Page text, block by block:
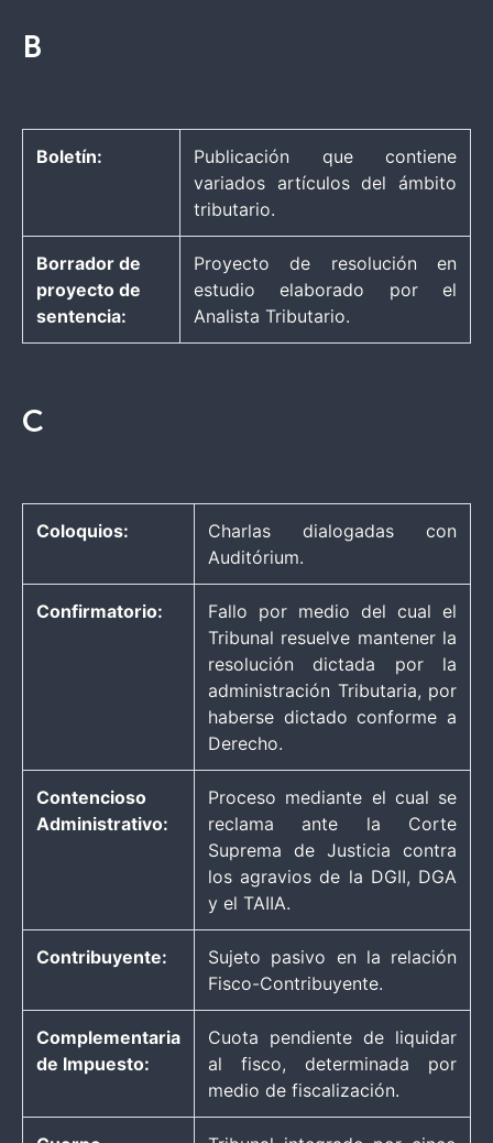
B
Boletín:
Publicación que contiene
variados artículos del ámbito
tributario.
Borrador de
proyecto de
sentencia:
Proyecto de resolución en
estudio elaborado por el
Analista Tributario.
C
Coloquios:
Charlas dialogadas con
Auditórium.
Confirmatorio:
Fallo por medio del cual el
Tribunal resuelve mantener la
resolución dictada por la
administración Tributaria, por
haberse dictado conforme a
Derecho.
Contencioso
Administrativo:
Proceso mediante el cual se
reclama ante la Corte
Suprema de Justicia contra
los agravios de la DGII, DGA
y el TAIIA.
Contribuyente:
Sujeto pasivo en la relación
Fisco-Contribuyente.
Complementaria
de Impuesto:
Cuota pendiente de liquidar
al fisco, determinada por
medio de fiscalización.